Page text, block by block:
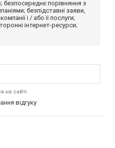
безпосереднє порівняння з
безпідставні заяви,
і / або її послуги;
інтернет-ресурси;
на сайті
відгуку